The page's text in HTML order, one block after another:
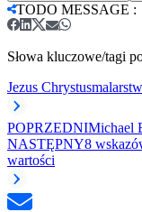
TODO MESSAGE :
Słowa kluczowe/tagi
Jezus Chrystus
POPRZEDNIMichael
NASTĘPNY8
wartości